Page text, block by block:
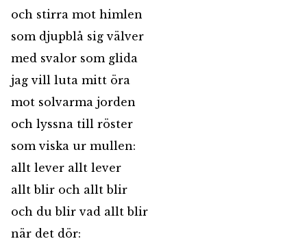
och stirra mot himlen
som djupblå sig välver
med svalor som glida
jag vill luta mitt öra
mot solvarma jorden
och lyssna till röster
som viska ur mullen:
allt lever allt lever
allt blir och allt blir
och du blir vad allt blir
när det dör: